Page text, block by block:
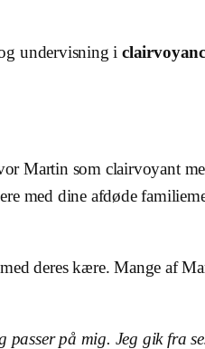
undervisning i
Martin som clairvoyant
med dine afdøde
deres kære. Mange af
på mig. Jeg gik fra